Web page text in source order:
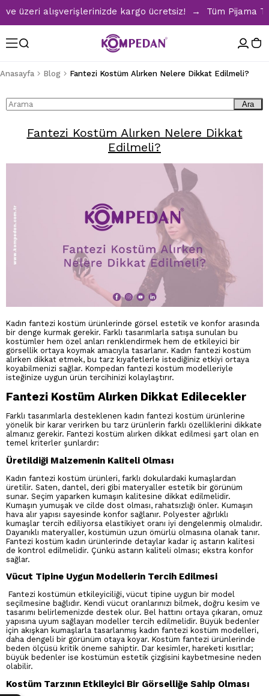
üzeri alışverişlerinizde kargo ücretsiz! → Tüm Pijama
Anasayfa Blog Fantezi Kostüm Alırken Nelere Dikkat Edilmeli?
Ara
Fantezi Kostüm Alırken Nelere Dikkat
Edilmeli?
Kadın fantezi kostüm ürünlerinde görsel estetik ve konfor arasında
bir denge kurmak gerekir. Farklı tasarımlarla satışa sunulan bu
kostümler hem özel anları renklendirmek hem de etkileyici bir
görsellik ortaya koymak amacıyla tasarlanır. Kadın fantezi kostüm
alırken dikkat etmek, bu tarz kıyafetlerle istediğiniz etkiyi ortaya
koyabilmenizi sağlar. Kompedan fantezi kostüm modelleriyle
isteğinize uygun ürün tercihinizi kolaylaştırır.
Fantezi Kostüm Alırken Dikkat Edilecekler
Farklı tasarımlarla desteklenen kadın fantezi kostüm ürünlerine
yönelik bir karar verirken bu tarz ürünlerin farklı özelliklerini dikkate
almanız gerekir. Fantezi kostüm alırken dikkat edilmesi şart olan en
temel kriterler şunlardır:
Üretildiği Malzemenin Kaliteli Olması
Kadın fantezi kostüm ürünleri, farklı dokulardaki kumaşlardan
üretilir. Saten, dantel, deri gibi materyaller estetik bir görünüm
sunar. Seçim yaparken kumaşın kalitesine dikkat edilmelidir.
Kumaşın yumuşak ve cilde dost olması, rahatsızlığı önler. Kumaşın
hava alır yapısı sayesinde konfor sağlanır. Polyester ağırlıklı
kumaşlar tercih ediliyorsa elastikiyet oranı iyi dengelenmiş olmalıdır.
Dayanıklı materyaller, kostümün uzun ömürlü olmasına olanak tanır.
Fantezi kostüm kadın ürünlerinde detaylar kadar iç astarın kalitesi
de kontrol edilmelidir. Çünkü astarın kaliteli olması; ekstra konfor
sağlar.
Vücut Tipine Uygun Modellerin Tercih Edilmesi
Fantezi kostümün etkileyiciliği, vücut tipine uygun bir model
seçilmesine bağlıdır. Kendi vücut oranlarınızı bilmek, doğru kesim ve
tasarımı belirlemenizde destek olur. Bel hattını ortaya çıkaran, omuz
yapısına uyum sağlayan modeller tercih edilmelidir. Büyük bedenler
için akışkan kumaşlarla tasarlanmış kadın fantezi kostüm modelleri,
daha dengeli bir görünüm otaya koyar. Kostüm fantezi ürünlerinde
beden ölçüsü kritik öneme sahiptir. Dar kesimler, hareketi kısıtlar;
büyük bedenler ise kostümün estetik çizgisini kaybetmesine neden
olabilir.
Kostüm Tarzının Etkileyici Bir Görselliğe Sahip Olması